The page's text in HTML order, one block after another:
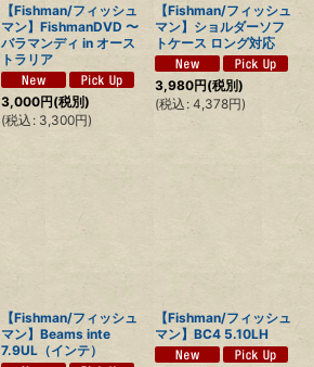
【Fishman/フィッシュ
マン】FishmanDVD 〜
バラマンディ in オース
トラリア
3,000円(税別)
(税込 : 3,300円)
【Fishman/フィッシュ
マン】ショルダーソフ
トケース ロング対応
3,980円(税別)
(税込 : 4,378円)
【Fishman/フィッシュ
マン】Beams inte
7.9UL（インテ）
【Fishman/フィッシュ
マン】BC4 5.10LH